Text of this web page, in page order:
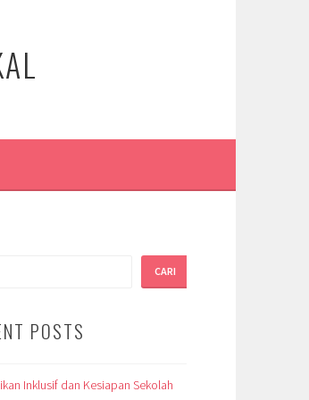
CARI
POSTS
Inklusif dan Kesiapan Sekolah